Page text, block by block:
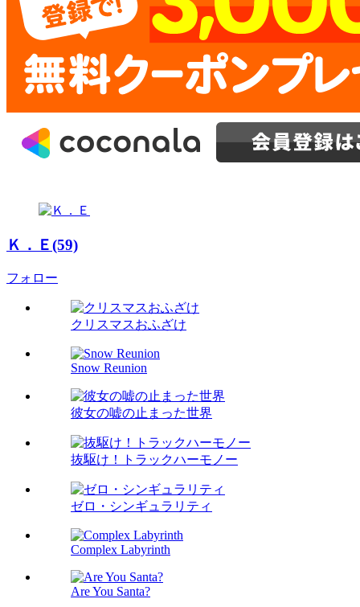
Ｋ．Ｅ(59)
フォロー
クリスマスおふざけ
Snow Reunion
彼女の嘘の止まった世界
抜駆け！トラックハーモノー
ゼロ・シンギュラリティ
Complex Labyrinth
Are You Santa?